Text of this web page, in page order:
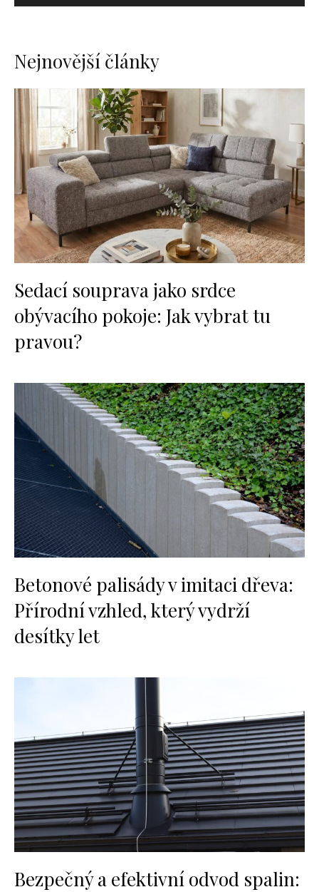
Nejnovější články
Sedací souprava jako srdce
obývacího pokoje: Jak vybrat tu
pravou?
Betonové palisády v imitaci dřeva:
Přírodní vzhled, který vydrží
desítky let
Bezpečný a efektivní odvod spalin: